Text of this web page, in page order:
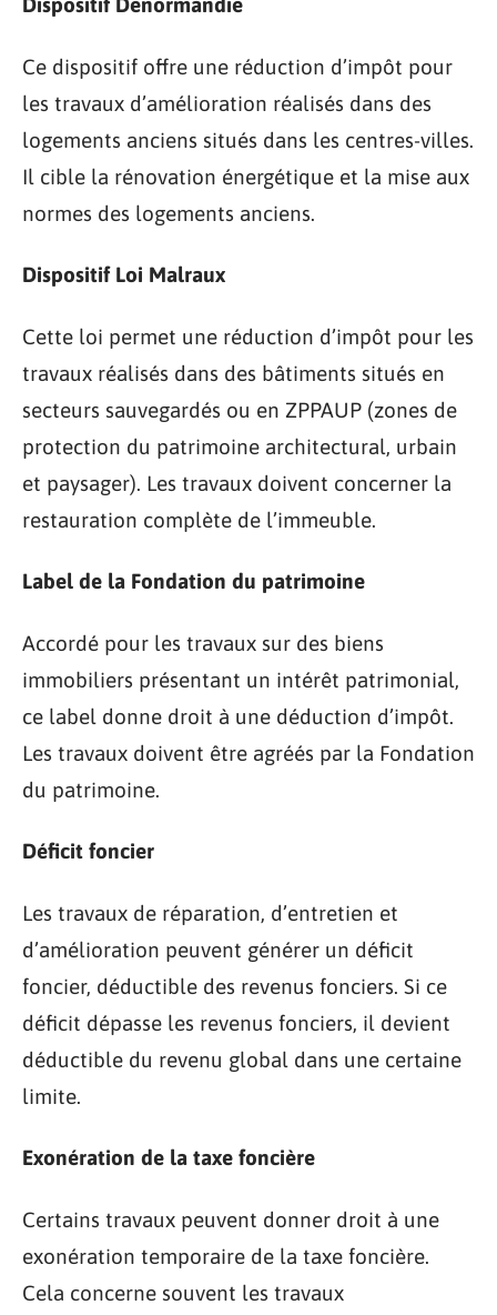
Ce dispositif offre une réduction d’impôt pour
les travaux d’amélioration réalisés dans des
logements anciens situés dans les centres-villes.
Il cible la rénovation énergétique et la mise aux
normes des logements anciens.
Dispositif Loi Malraux
Cette loi permet une réduction d’impôt pour les
travaux réalisés dans des bâtiments situés en
secteurs sauvegardés ou en ZPPAUP (zones de
protection du patrimoine architectural, urbain
et paysager). Les travaux doivent concerner la
restauration complète de l’immeuble.
Label de la Fondation du patrimoine
Accordé pour les travaux sur des biens
immobiliers présentant un intérêt patrimonial,
ce label donne droit à une déduction d’impôt.
Les travaux doivent être agréés par la Fondation
du patrimoine.
Déficit foncier
Les travaux de réparation, d’entretien et
d’amélioration peuvent générer un déficit
foncier, déductible des revenus fonciers. Si ce
déficit dépasse les revenus fonciers, il devient
déductible du revenu global dans une certaine
limite.
Exonération de la taxe foncière
Certains travaux peuvent donner droit à une
exonération temporaire de la taxe foncière.
Cela concerne souvent les travaux